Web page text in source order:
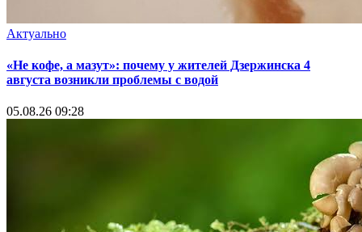
Актуально
«Не кофе, а мазут»: почему у жителей Дзержинска 4
августа возникли проблемы с водой
05.08.26 09:28